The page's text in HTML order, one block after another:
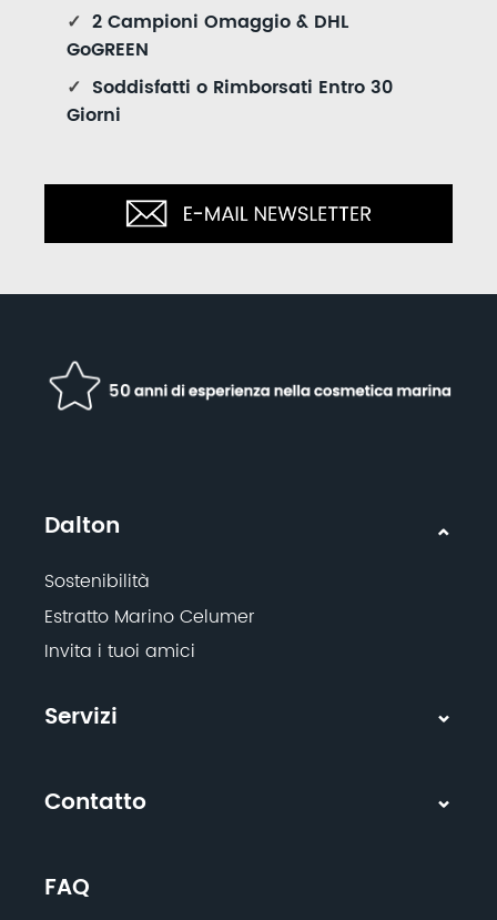
✓ 2 Campioni Omaggio & DHL
GoGREEN
✓ Soddisfatti o Rimborsati Entro 30
Giorni
Dalton
Sostenibilità
Estratto Marino Celumer
Invita i tuoi amici
Servizi
Contatto
FAQ